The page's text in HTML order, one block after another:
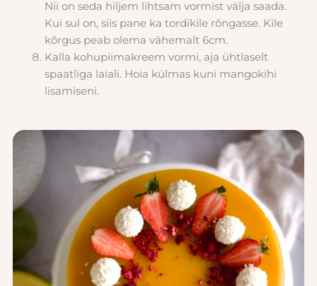
Nii on seda hiljem lihtsam vormist välja saada.
Kui sul on, siis pane ka tordikile rõngasse. Kile
kõrgus peab olema vähemalt 6cm.
Kalla kohupiimakreem vormi, aja ühtlaselt
spaatliga laiali. Hoia külmas kuni mangokihi
lisamiseni.